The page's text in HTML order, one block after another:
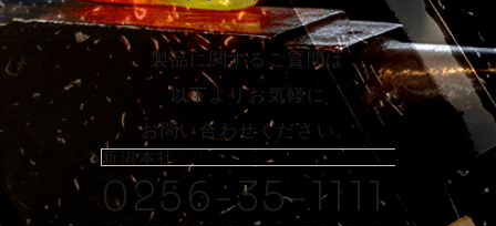
製品に関するご質問は
以下よりお気軽に
お問い合わせください。
新潟本社
0256-35-1111